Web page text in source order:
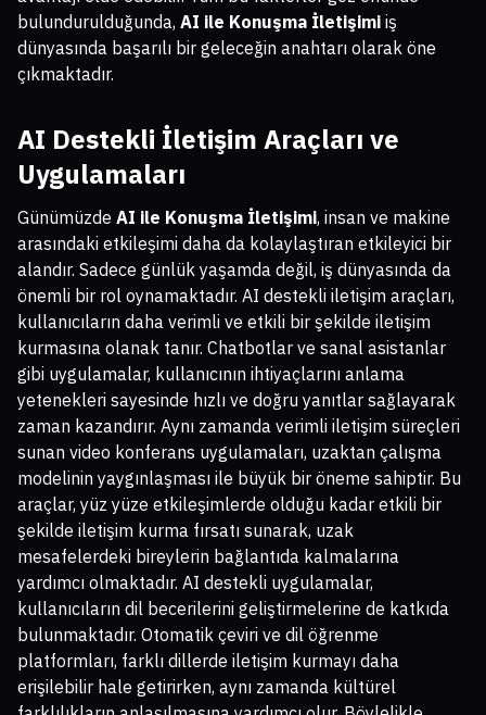
bulundurulduğunda, AI ile Konuşma İletişimi iş
dünyasında başarılı bir geleceğin anahtarı olarak öne
çıkmaktadır.
AI Destekli İletişim Araçları ve
Uygulamaları
Günümüzde AI ile Konuşma İletişimi, insan ve makine
arasındaki etkileşimi daha da kolaylaştıran etkileyici bir
alandır. Sadece günlük yaşamda değil, iş dünyasında da
önemli bir rol oynamaktadır. AI destekli iletişim araçları,
kullanıcıların daha verimli ve etkili bir şekilde iletişim
kurmasına olanak tanır. Chatbotlar ve sanal asistanlar
gibi uygulamalar, kullanıcının ihtiyaçlarını anlama
yetenekleri sayesinde hızlı ve doğru yanıtlar sağlayarak
zaman kazandırır. Aynı zamanda verimli iletişim süreçleri
sunan video konferans uygulamaları, uzaktan çalışma
modelinin yaygınlaşması ile büyük bir öneme sahiptir. Bu
araçlar, yüz yüze etkileşimlerde olduğu kadar etkili bir
şekilde iletişim kurma fırsatı sunarak, uzak
mesafelerdeki bireylerin bağlantıda kalmalarına
yardımcı olmaktadır. AI destekli uygulamalar,
kullanıcıların dil becerilerini geliştirmelerine de katkıda
bulunmaktadır. Otomatik çeviri ve dil öğrenme
platformları, farklı dillerde iletişim kurmayı daha
erişilebilir hale getirirken, aynı zamanda kültürel